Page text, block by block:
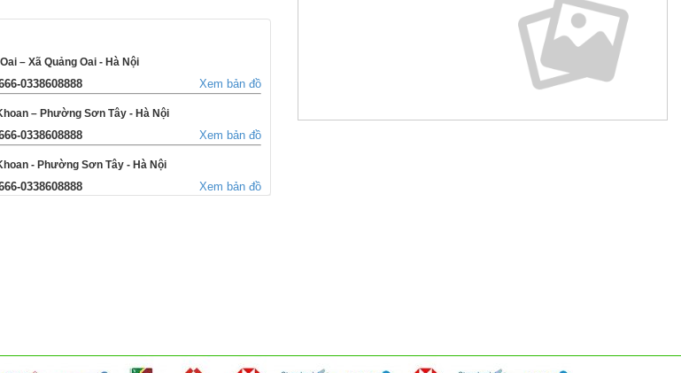
– Xã Quảng Oai - Hà Nội
0338608888 Xem bản đồ
– Phường Sơn Tây - Hà Nội
0338608888 Xem bản đồ
- Phường Sơn Tây - Hà Nội
0338608888 Xem bản đồ
Quan - Thạch Thất - Hà Nội